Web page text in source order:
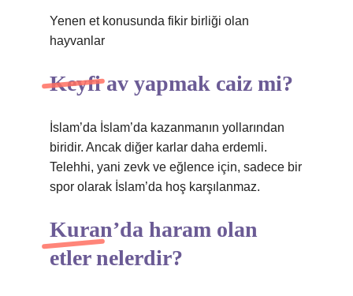
Yenen et konusunda fikir birliği olan
hayvanlar
Keyfi av yapmak caiz mi?
İslam’da İslam’da kazanmanın yollarından
biridir. Ancak diğer karlar daha erdemli.
Telehhi, yani zevk ve eğlence için, sadece bir
spor olarak İslam’da hoş karşılanmaz.
Kuran’da haram olan
etler nelerdir?